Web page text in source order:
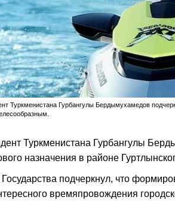
Туркменистана Гурбангулы Бердымухамедов
Туркменистана Гурбангулы
назначения в районе
Государства подчеркнул, что
времяпровождения